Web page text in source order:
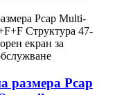
размера Pcap